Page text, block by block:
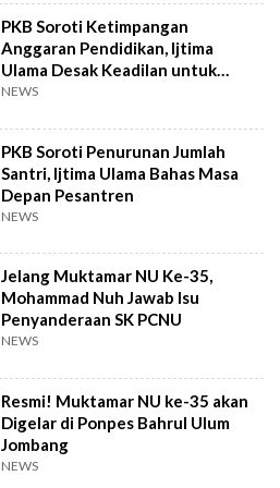
PKB Soroti Ketimpangan
Anggaran Pendidikan, Ijtima
Ulama Desak Keadilan untuk
Pesantren
NEWS
PKB Soroti Penurunan Jumlah
Santri, Ijtima Ulama Bahas Masa
Depan Pesantren
NEWS
Jelang Muktamar NU Ke-35,
Mohammad Nuh Jawab Isu
Penyanderaan SK PCNU
NEWS
Resmi! Muktamar NU ke-35 akan
Digelar di Ponpes Bahrul Ulum
Jombang
NEWS